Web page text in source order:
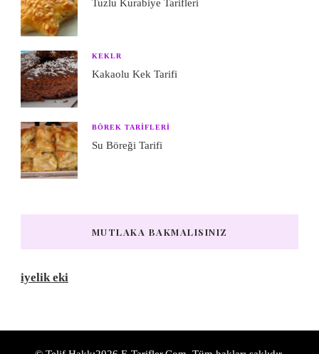
Tuzlu Kurabiye Tarifleri
KEKLR
Kakaolu Kek Tarifi
BÖREK TARIFLERI
Su Böreği Tarifi
MUTLAKA BAKMALISINIZ
iyelik eki